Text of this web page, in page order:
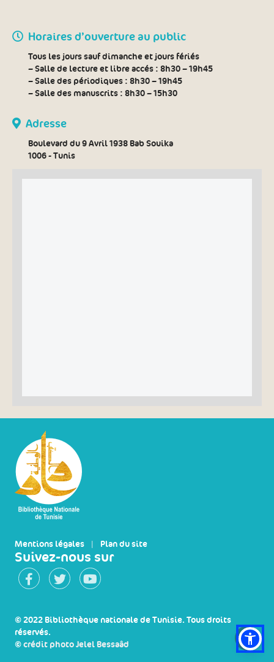
Horaires d’ouverture au public
Tous les jours sauf dimanche et jours fériés
– Salle de lecture et libre accés : 8h30 – 19h45
– Salle des périodiques : 8h30 – 19h45
– Salle des manuscrits : 8h30 – 15h30
Adresse
Boulevard du 9 Avril 1938 Bab Souika
1006 - Tunis
Mentions légales | Plan du site
Suivez-nous sur
© 2022 Bibliothèque nationale de Tunisie. Tous droits
réservés.
©crédit photo Jelel Bessaâd